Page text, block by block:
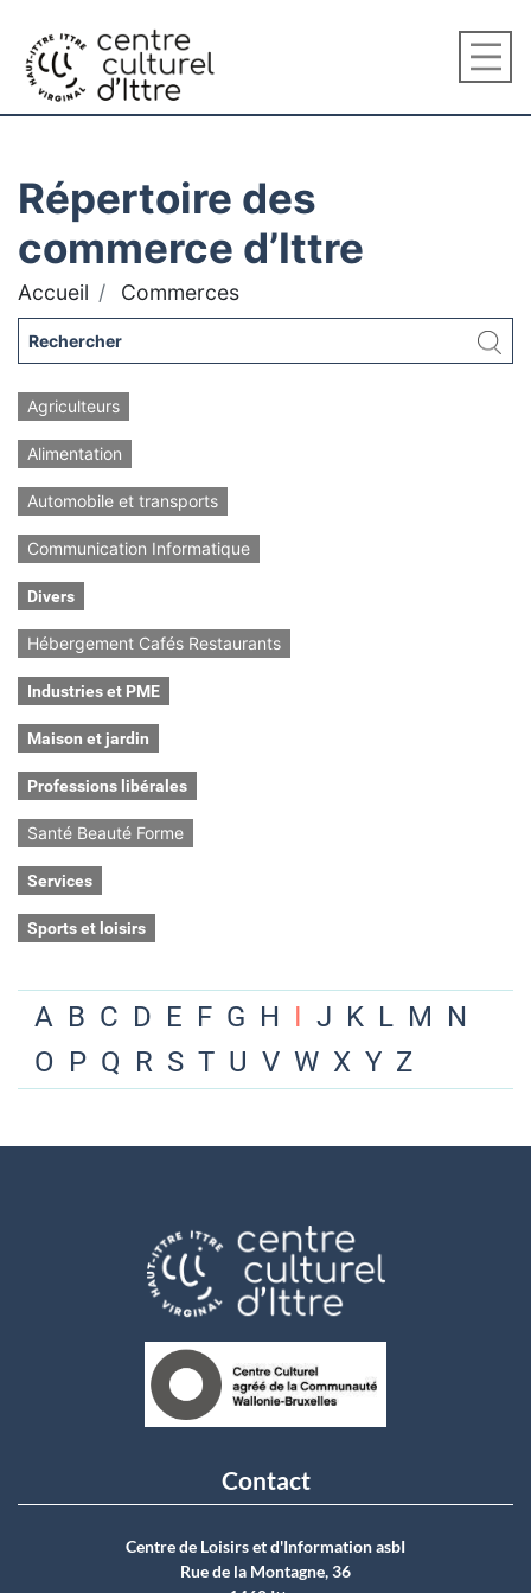
Répertoire des
commerce d’Ittre
Accueil Commerces
Agriculteurs
Alimentation
Automobile et transports
Communication Informatique
Divers
Hébergement Cafés Restaurants
Industries et PME
Maison et jardin
Professions libérales
Santé Beauté Forme
Services
Sports et loisirs
A B C D E F G H I J K L M N
O P Q R S T U V W X Y Z
Contact
Centre de Loisirs et d'Information asbI
Rue de la Montagne, 36